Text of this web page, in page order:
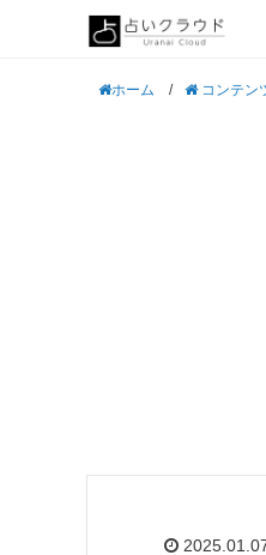
ホーム / コンテン